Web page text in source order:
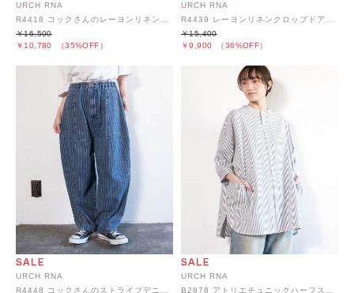
URCH RNA
￥10,780 （35%OFF）
￥16,500
URCH RNA
￥9,900 （36%OFF）
￥15,400
URCH RNA
URCH RNA